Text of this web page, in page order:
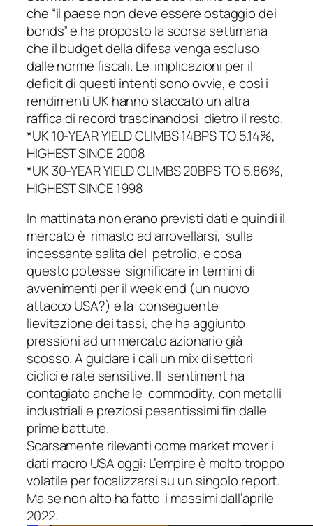
che “il paese non deve essere ostaggio dei
bonds” e ha proposto la scorsa settimana
che il budget della difesa venga escluso
dalle norme fiscali. Le implicazioni per il
deficit di questi intenti sono ovvie, e così i
rendimenti UK hanno staccato un altra
raffica di record trascinandosi dietro il resto.
*UK 10-YEAR YIELD CLIMBS 14BPS TO 5.14%,
HIGHEST SINCE 2008
*UK 30-YEAR YIELD CLIMBS 20BPS TO 5.86%,
HIGHEST SINCE 1998
In mattinata non erano previsti dati e quindi il
mercato è rimasto ad arrovellarsi, sulla
incessante salita del petrolio, e cosa
questo potesse significare in termini di
avvenimenti per il week end (un nuovo
attacco USA?) e la conseguente
lievitazione dei tassi, che ha aggiunto
pressioni ad un mercato azionario già
scosso. A guidare i cali un mix di settori
ciclici e rate sensitive. Il sentiment ha
contagiato anche le commodity, con metalli
industriali e preziosi pesantissimi fin dalle
prime battute.
Scarsamente rilevanti come market mover i
dati macro USA oggi: L’empire è molto troppo
volatile per focalizzarsi su un singolo report.
Ma se non alto ha fatto i massimi dall’aprile
2022.